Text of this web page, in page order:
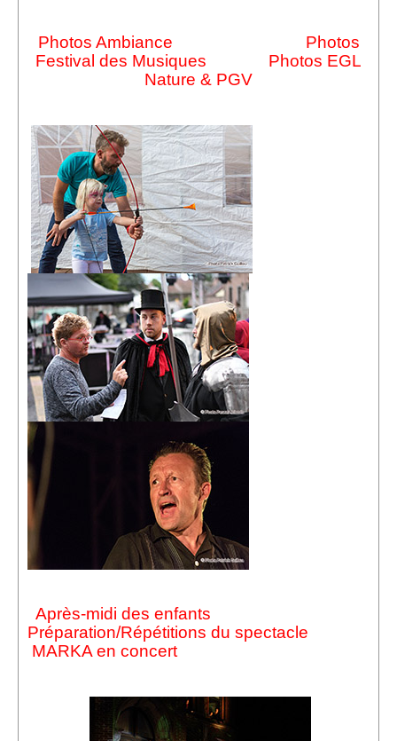
Photos Ambiance Photos
Festival des Musiques Photos EGL
Nature & PGV
Après-midi des enfants
Préparation/Répétitions du spectacle
MARKA en concert